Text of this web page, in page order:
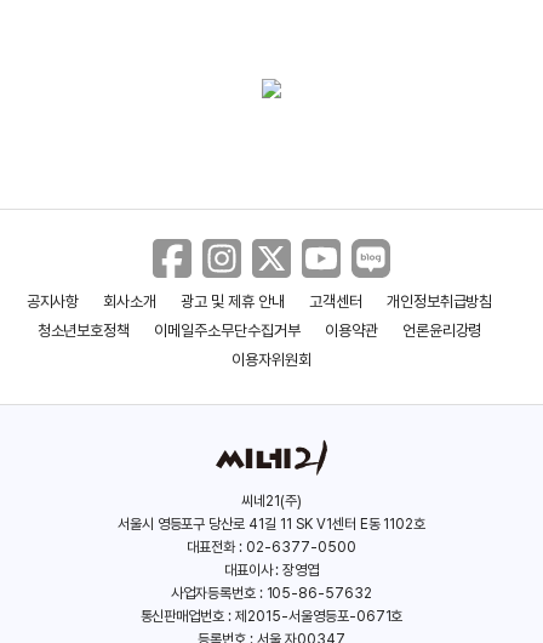
카 티져 예고편
공지사항 회사소개 광고 및 제휴 안내 고객센터
개인정보취급방침
청소년보호정책
이메일주소무단수집거부 이용약관
언론윤리강령
이용자위원회
씨네21(주)
서울시 영등포구 당산로 41길 11 SK V1센터 E동 1102호
대표전화 : 02-6377-0500
대표이사 : 장영엽
사업자등록번호 : 105-86-57632
통신판매업번호 : 제2015-서울영등포-0671호
등록번호 : 서울,자00347